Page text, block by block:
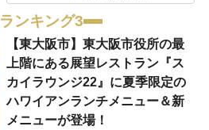
ランキング3
【東大阪市】東大阪市役所の最
上階にある展望レストラン『ス
カイラウンジ22』に夏季限定の
ハワイアンランチメニュー＆新
メニューが登場！